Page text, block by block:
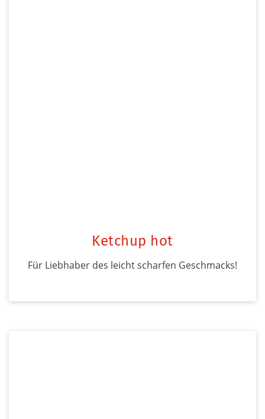
Ketchup hot
Für Liebhaber des leicht scharfen Geschmacks!